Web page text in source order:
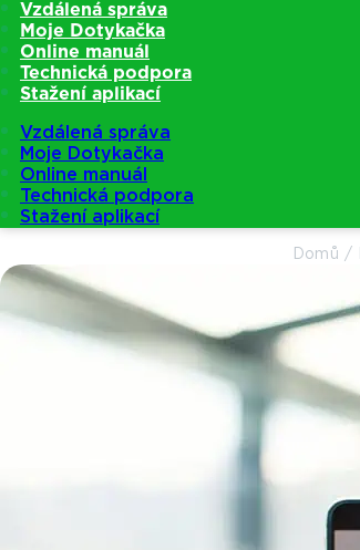
Vzdálená správa
Moje Dotykačka
Online manuál
Technická podpora
Stažení aplikací
Vzdálená správa
Moje Dotykačka
Online manuál
Technická podpora
Stažení aplikací
Domů /